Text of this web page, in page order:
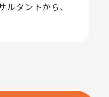
タントから、